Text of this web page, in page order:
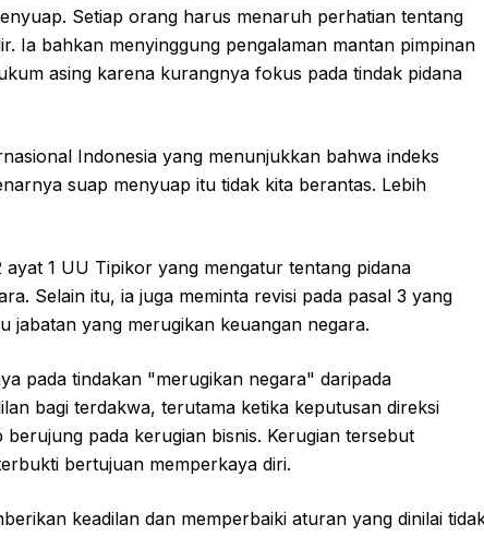
Setiap orang harus menaruh perhatian tentang
Ia bahkan menyinggung pengalaman mantan pimpinan
asing karena kurangnya fokus pada tindak pidana
Indonesia yang menunjukkan bahwa indeks
suap menyuap itu tidak kita berantas. Lebih
1 UU Tipikor yang mengatur tentang pidana
Selain itu, ia juga meminta revisi pada pasal 3 yang
jabatan yang merugikan keuangan negara.
pada tindakan "merugikan negara" daripada
bagi terdakwa, terutama ketika keputusan direksi
pada kerugian bisnis. Kerugian tersebut
bertujuan memperkaya diri.
keadilan dan memperbaiki aturan yang dinilai